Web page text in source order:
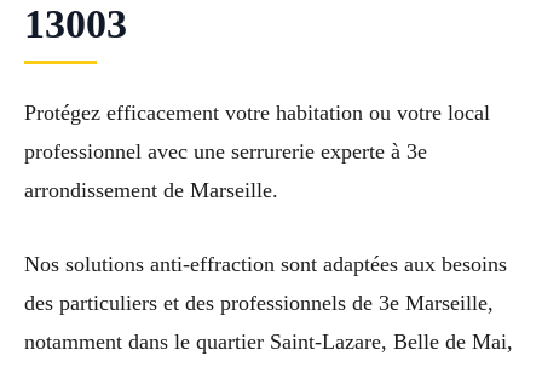
13003
Protégez efficacement votre habitation ou votre local
professionnel avec une serrurerie experte à 3e
arrondissement de Marseille.
Nos solutions anti-effraction sont adaptées aux besoins
des particuliers et des professionnels de 3e Marseille,
notamment dans le quartier Saint-Lazare, Belle de Mai,